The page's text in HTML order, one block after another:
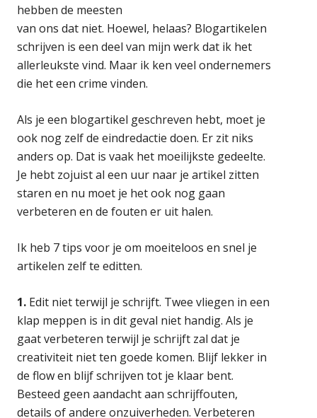
hebben de meesten
van ons dat niet. Hoewel, helaas? Blogartikelen
schrijven is een deel van mijn werk dat ik het
allerleukste vind. Maar ik ken veel ondernemers
die het een crime vinden.
Als je een blogartikel geschreven hebt, moet je
ook nog zelf de eindredactie doen. Er zit niks
anders op. Dat is vaak het moeilijkste gedeelte.
Je hebt zojuist al een uur naar je artikel zitten
staren en nu moet je het ook nog gaan
verbeteren en de fouten er uit halen.
Ik heb 7 tips voor je om moeiteloos en snel je
artikelen zelf te editten.
1. Edit niet terwijl je schrijft. Twee vliegen in een
klap meppen is in dit geval niet handig. Als je
gaat verbeteren terwijl je schrijft zal dat je
creativiteit niet ten goede komen. Blijf lekker in
de flow en blijf schrijven tot je klaar bent.
Besteed geen aandacht aan schrijffouten,
details of andere onzuiverheden. Verbeteren